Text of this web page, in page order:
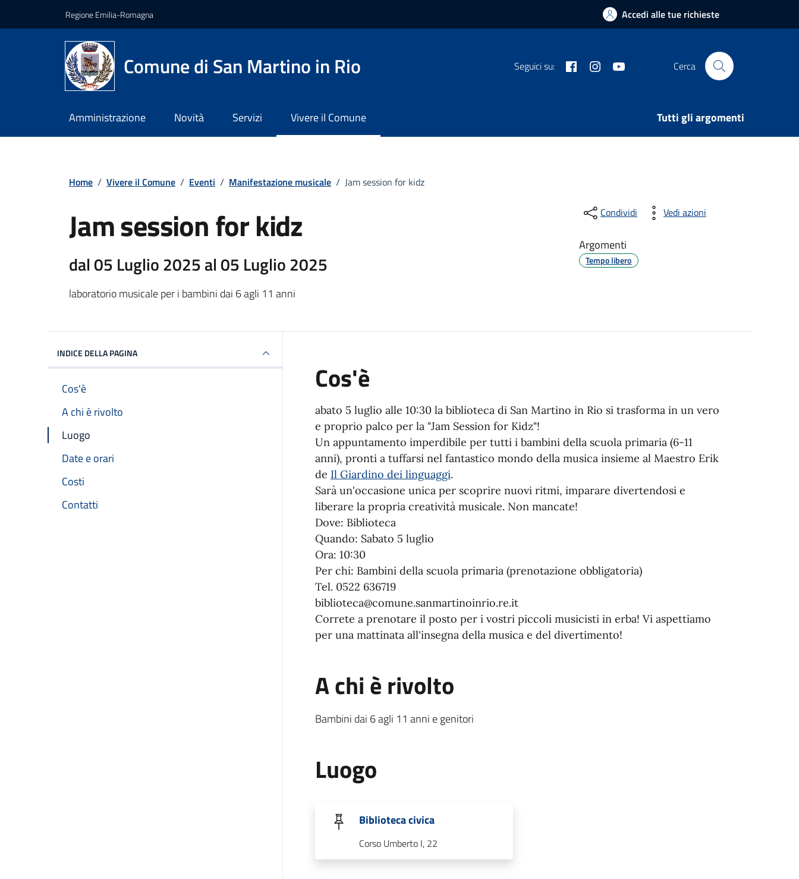
Regione Emilia-Romagna Accedi alle tue richieste
Comune di San Martino in Rio Seguici su: FacebookInstagram Cerca
Amministrazione Novità Servizi Vivere il Comune Tutti gli argomenti
Home / Vivere il Comune / Eventi / Manifestazione musicale / Jam session for kidz
Jam session for kidz
dal 05 Luglio 2025 al 05 Luglio 2025
laboratorio musicale per i bambini dai 6 agli 11 anni
Condividi Vedi azioni
Argomenti
Tempo libero
INDICE DELLA PAGINA
Cos'è
A chi è rivolto
Luogo
Date e orari
Costi
Contatti
Cos'è
abato 5 luglio alle 10:30 la biblioteca di San Martino in Rio si trasforma in un vero
e proprio palco per la "Jam Session for Kidz"!
Un appuntamento imperdibile per tutti i bambini della scuola primaria (6-11
anni), pronti a tuffarsi nel fantastico mondo della musica insieme al Maestro Erik
de Il Giardino dei linguaggi.
Sarà un'occasione unica per scoprire nuovi ritmi, imparare divertendosi e
liberare la propria creatività musicale. Non mancate!
Dove: Biblioteca
Quando: Sabato 5 luglio
Ora: 10:30
Per chi: Bambini della scuola primaria (prenotazione obbligatoria)
Tel. 0522 636719
biblioteca@comune.sanmartinoinrio.re.it
Correte a prenotare il posto per i vostri piccoli musicisti in erba! Vi aspettiamo
per una mattinata all'insegna della musica e del divertimento!
A chi è rivolto
Bambini dai 6 agli 11 anni e genitori
Luogo
Biblioteca civica
Corso Umberto I, 22